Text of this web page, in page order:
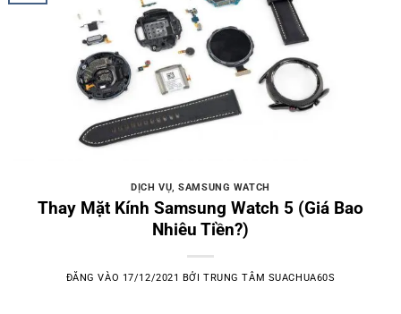
DỊCH VỤ,SAMSUNG WATCH
Thay Mặt Kính Samsung Watch 5 (Giá Bao
Nhiêu Tiền?)
ĐĂNG VÀO 17/12/2021 BỞITRUNG TÂM SUACHUA60S